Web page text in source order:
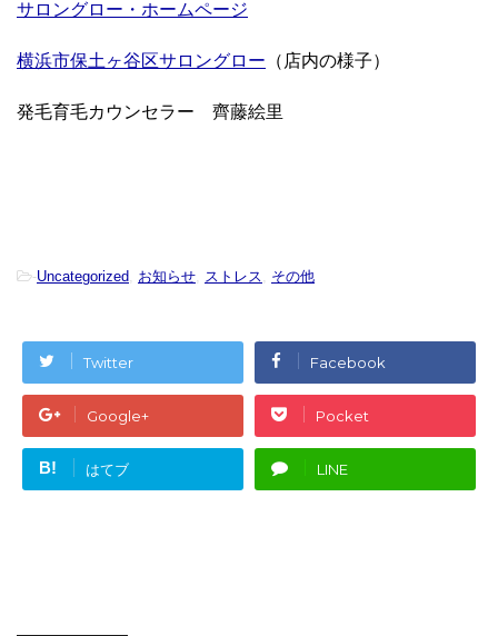
サロングロー・ホームページ
横浜市保土ヶ谷区サロングロー （店内の様子）
発毛育毛カウンセラー 齊藤絵里
-Uncategorized, お知らせ, ストレス, その他
Twitter Facebook
Google+ Pocket
B! はてブ LINE